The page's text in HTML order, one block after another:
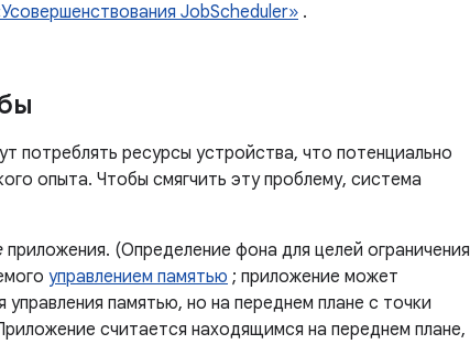
JobScheduler» .
ресурсы устройства, что потенциально
опыта. Чтобы смягчить эту проблему, система
приложения. (Определение фона для целей ограничения
управлением памятью ; приложение может
памятью, но на переднем плане с точки
считается находящимся на переднем плане,